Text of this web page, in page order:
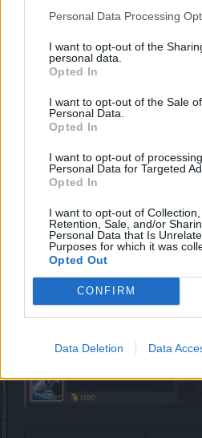
Personal Data Processing
I want to opt-out of the
personal data.
Opted In
I want to opt-out of the Sale
Personal Data.
Opted In
I want to opt-out of
Personal Data for Targeted
Opted In
I want to opt-out of Collection,
Retention, Sale, and/or
Personal Data that Is
Purposes for which it was
Opted Out
CONFIRM
Data Deletion Data
Ezen a fülön hátasokat
eltűnnek a listából.